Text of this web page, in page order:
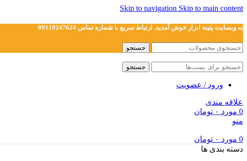
Skip to navigation Skip to main content
به وبسایت پتینه ابزار خوش آمدید. ارتباط سریع با شماره تماس 09119247624
جستجو
جستجو
ورود / عضویت
علاقه مندی
0 مورد ۰ تومان
منو
0 مورد ۰ تومان
دسته بندی ها